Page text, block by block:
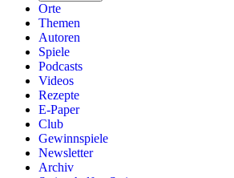
Orte
Themen
Autoren
Spiele
Podcasts
Videos
Rezepte
E-Paper
Club
Gewinnspiele
Newsletter
Archiv